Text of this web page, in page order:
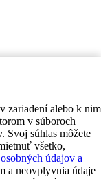
zariadení alebo k nim
v súboroch
Svoj súhlas môžete
všetko,
údajov a
a neovplyvnia údaje